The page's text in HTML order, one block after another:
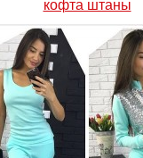
кофта штаны